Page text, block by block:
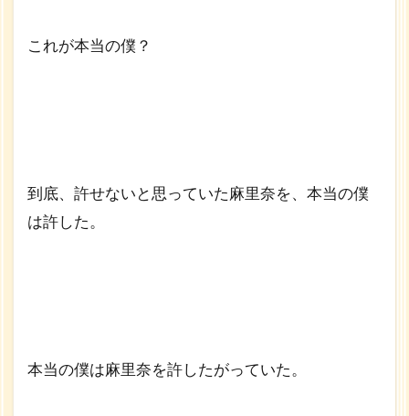
これが本当の僕？
到底、許せないと思っていた麻里奈を、本当の僕
は許した。
本当の僕は麻里奈を許したがっていた。